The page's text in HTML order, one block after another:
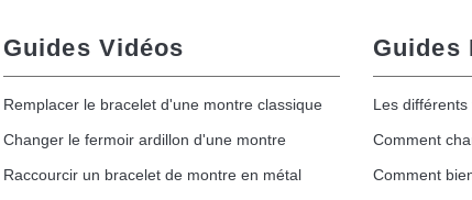
Guides Vidéos
Remplacer le bracelet d'une montre classique
Changer le fermoir ardillon d'une montre
Raccourcir un bracelet de montre en métal
Guides
Les
Comment
Comment